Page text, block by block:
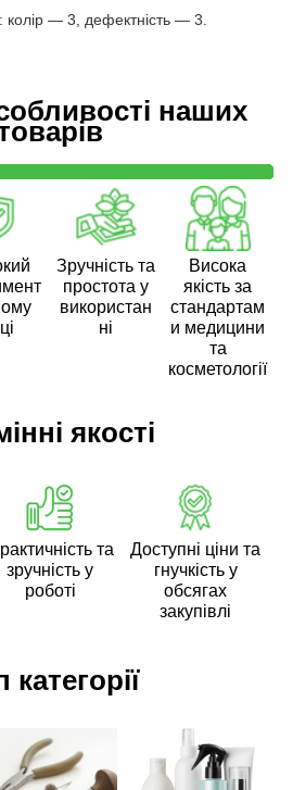
— 3, дефектність — 3.
наших
Зручність та
простота у
використан
ні
Висока
якість за
стандартам
и медицини
та
косметології
якості
та
зручність у
роботі
Доступні ціни та
гнучкість у
обсягах
закупівлі
категорії